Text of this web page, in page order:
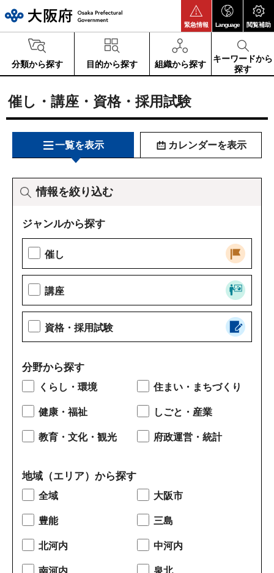
緊急情報 Language 閲覧補助
分類から探す 目的から探す 組織から探す
キーワードから
探す
催し・講座・資格・採用試験
一覧を表示 カレンダーを表示
情報を絞り込む
ジャンルから探す
催し
講座
資格・採用試験
分野から探す
くらし・環境 住まい・まちづくり
健康・福祉 しごと・産業
教育・文化・観光 府政運営・統計
地域（エリア）から探す
全域 大阪市
豊能 三島
北河内 中河内
南河内 泉北